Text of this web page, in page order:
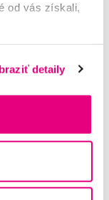
od vás získali,
detaily